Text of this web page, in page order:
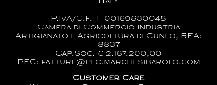
ITaly
P.IVA/C.F.: IT00169530045
Camera di Commercio Industria
Artigianato e Agricoltura di Cuneo, REA:
8837
Cap.Soc. € 2.167.200,00
PEC: fatture@pec.marchesibarolo.com
Customer Care